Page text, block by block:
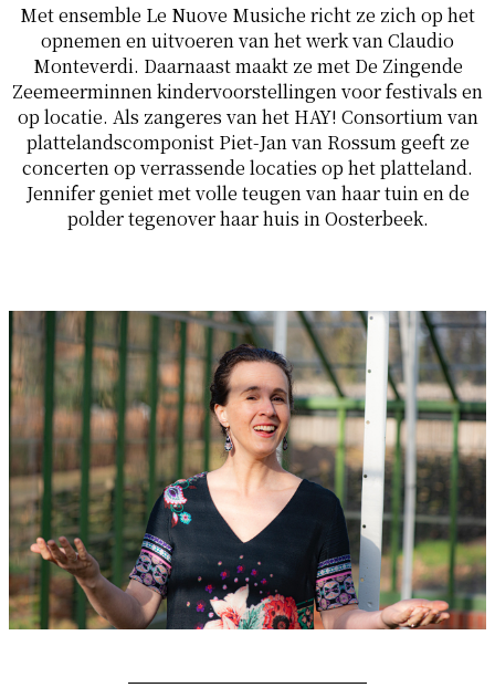
Met ensemble Le Nuove Musiche richt ze zich op het
opnemen en uitvoeren van het werk van Claudio
Monteverdi. Daarnaast maakt ze met De Zingende
Zeemeerminnen kindervoorstellingen voor festivals en
op locatie. Als zangeres van het HAY! Consortium van
plattelandscomponist Piet-Jan van Rossum geeft ze
concerten op verrassende locaties op het platteland.
Jennifer geniet met volle teugen van haar tuin en de
polder tegenover haar huis in Oosterbeek.